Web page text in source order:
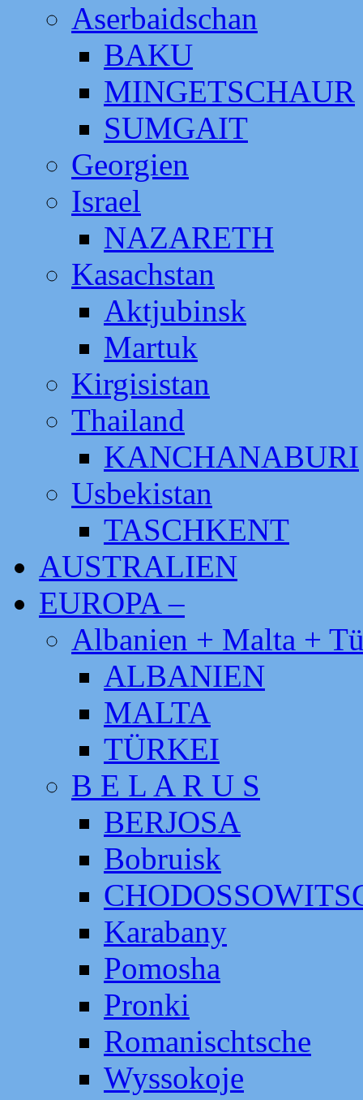
Aserbaidschan
BAKU
MINGETSCHAUR
SUMGAIT
Georgien
Israel
NAZARETH
Kasachstan
Aktjubinsk
Martuk
Kirgisistan
Thailand
KANCHANABURI
Usbekistan
TASCHKENT
AUSTRALIEN
EUROPA –
Albanien + Malta +
ALBANIEN
MALTA
TÜRKEI
B E L A R U S
BERJOSA
Bobruisk
Karabany
Pomosha
Pronki
Romanischtsche
Wyssokoje